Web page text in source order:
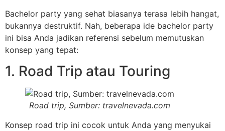
Bachelor party yang sehat biasanya terasa lebih hangat,
bukannya destruktif. Nah, beberapa ide bachelor party
ini bisa Anda jadikan referensi sebelum memutuskan
konsep yang tepat:
1. Road Trip atau Touring
Road trip, Sumber: travelnevada.com
Konsep road trip ini cocok untuk Anda yang menyukai